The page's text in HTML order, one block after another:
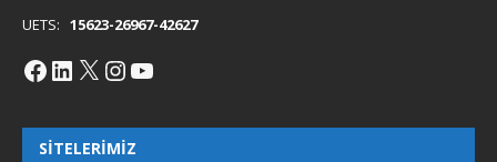
UETS: 15623-26967-42627
SITELERIMIZ